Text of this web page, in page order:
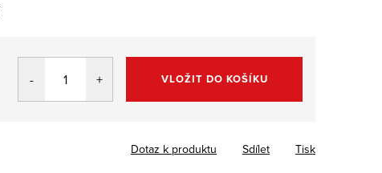
VLOŽIT DO KOŠÍKU
Tisk
Dotaz k produktu Sdílet